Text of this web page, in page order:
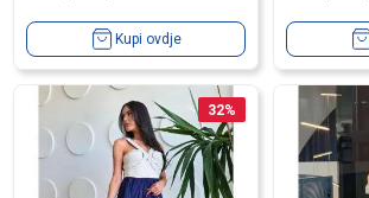
Kupi ovdje
32%